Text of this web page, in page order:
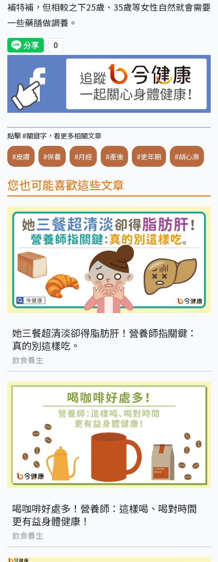
補特補，但相較之下25歲、35歲等女性自然就會需要
一些藥膳做調養。
點擊 #關鍵字，看更多相關文章
#皮膚 #保養 #月經 #產後 #更年期 #胡心瀕
您也可能喜歡這些文章
她三餐超清淡卻得脂肪肝！營養師指關鍵：
真的別這樣吃。
飲食養生
喝咖啡好處多！營養師：這樣喝、喝對時間
更有益身體健康！
飲食養生